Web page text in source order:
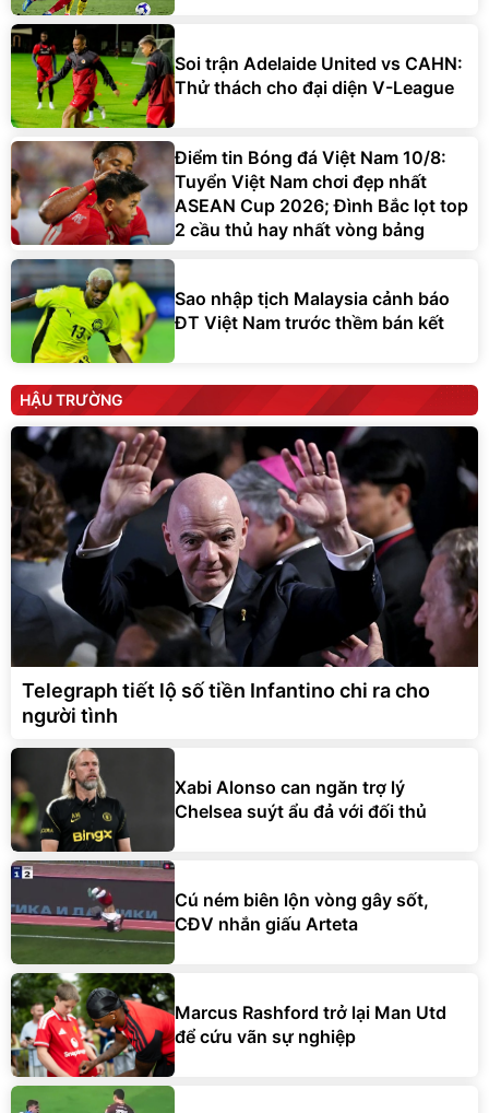
Soi trận Adelaide United vs CAHN:
Thử thách cho đại diện V-League
Điểm tin Bóng đá Việt Nam 10/8:
Tuyển Việt Nam chơi đẹp nhất
ASEAN Cup 2026; Đình Bắc lọt top
2 cầu thủ hay nhất vòng bảng
Sao nhập tịch Malaysia cảnh báo
ĐT Việt Nam trước thềm bán kết
HẬU TRƯỜNG
Telegraph tiết lộ số tiền Infantino chi ra cho
người tình
Xabi Alonso can ngăn trợ lý
Chelsea suýt ẩu đả với đối thủ
Cú ném biên lộn vòng gây sốt,
CĐV nhắn giấu Arteta
Marcus Rashford trở lại Man Utd
để cứu vãn sự nghiệp